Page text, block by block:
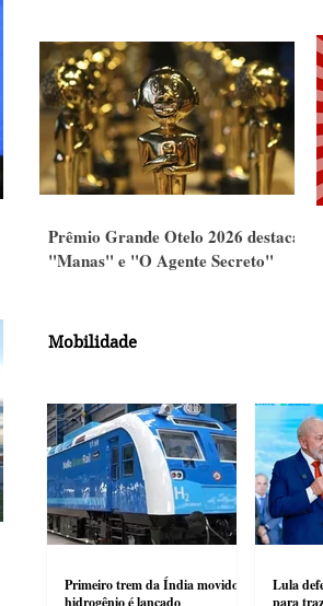
Prêmio Grande Otelo 2026 destaca
"Manas" e "O Agente Secreto"
Mobilidade
Primeiro trem da Índia movido a
hidrogênio é lançado
Lula
para